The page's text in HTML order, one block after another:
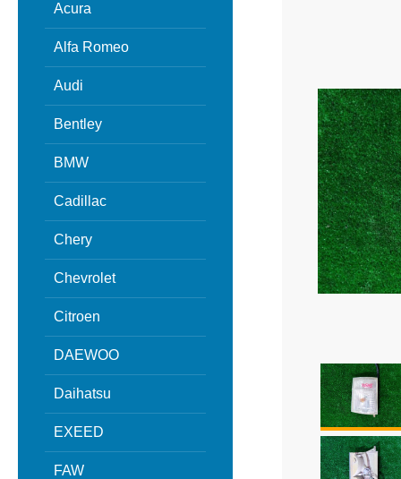
Acura
Alfa Romeo
Audi
Bentley
BMW
Cadillac
Chery
Chevrolet
Citroen
DAEWOO
Daihatsu
EXEED
FAW